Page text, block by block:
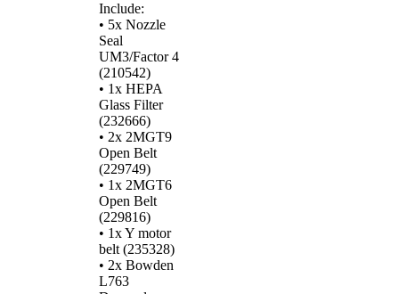
Include:
• 5x Nozzle
Seal
UM3/Factor 4
(210542)
• 1x HEPA
Glass Filter
(232666)
• 2x 2MGT9
Open Belt
(229749)
• 1x 2MGT6
Open Belt
(229816)
• 1x Y motor
belt (235328)
• 2x Bowden
L763